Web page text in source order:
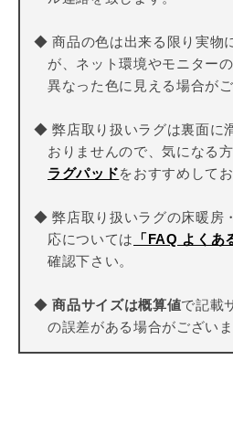
◆ 商品の色は出来る限り実物
が、ネット環境やモニター
異なった色に見える場合がご
◆ 弊店取り扱いラグは裏面に
おりませんので、気になる
ラグパッドをおすすめしてお
◆ 弊店取り扱いラグの床暖房
応については
「FAQ よくあ
確認下さい。
◆商品サイズは概算値で記載
の誤差がある場合がございま